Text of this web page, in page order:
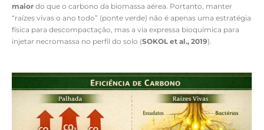
maior do que o carbono da biomassa aérea. Portanto, manter
“raízes vivas o ano todo” (ponte verde) não é apenas uma estratégia
física para descompactação, mas a via expressa bioquímica para
injetar necromassa no perfil do solo (SOKOL et al., 2019).